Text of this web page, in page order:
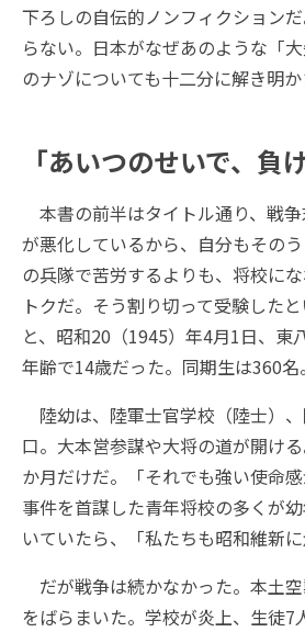
下ろしの自伝的ノンフィクション
らない。日本がなぜあのような「
のナゾについても十二分に解き明か
「あいつのせいで、負
本書の前半はタイトル通り、戦
が悪化しているから、自分もその
の兵隊で苦労するよりも、将校に
トクだ。そう割り切って受験した
と、昭和20（1945）年4月1日、
年齢で14歳だった。同期生は360名。
陸幼は、陸軍士官学校（陸士）
口。大本営参謀や大将の道が開け
か月だけだ。「それでも強い使命
事件を首謀した青年将校の多くが
いていたら、「私たちも昭和維新
だが戦争は続かなかった。本土
をばらまいた。学校が炎上、生徒